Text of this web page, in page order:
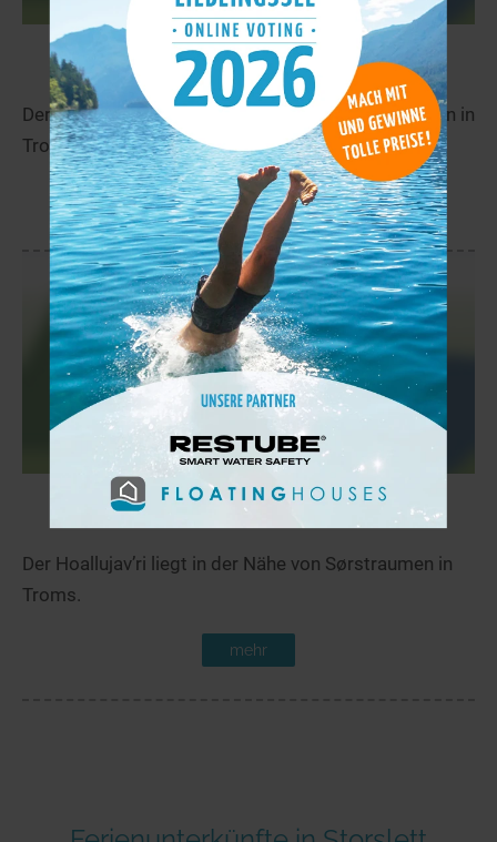
Gåneldatjav’ri 33,2 km
Der Gåneldatjav’ri liegt in der Nähe von Sørstraumen in
Troms.
mehr
Hoallujav’ri 35,1 km
Der Hoallujav’ri liegt in der Nähe von Sørstraumen in
Troms.
mehr